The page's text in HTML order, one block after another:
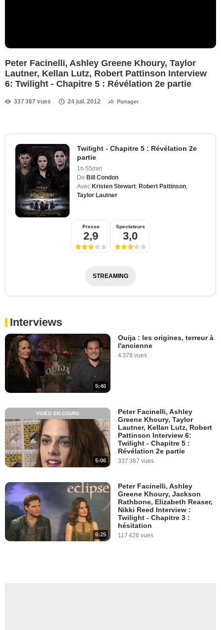
Peter Facinelli, Ashley Greene Khoury, Taylor
Lautner, Kellan Lutz, Robert Pattinson Interview
6: Twilight - Chapitre 5 : Révélation 2e partie
337 387 vues 24 juil. 2012 Partager
Twilight - Chapitre 5 : Révélation 2e
partie
1h 55min
De Bill Condon
Avec Kristen Stewart Robert Pattinson
Taylor Lautner
Presse
2,9
Spectateurs
3,0
STREAMING
Interviews
5:46
Ouija : les origines, terreur à
l'ancienne
4 378 vues
5:06
VIDÉO EN COURS
Peter Facinelli, Ashley
Greene Khoury, Taylor
Lautner, Kellan Lutz, Robert
Pattinson Interview 6:
Twilight - Chapitre 5 :
Révélation 2e partie
337 387 vues
6:25
Peter Facinelli, Ashley
Greene Khoury, Jackson
Rathbone, Elizabeth Reaser,
Nikki Reed Interview :
Twilight - Chapitre 3 :
hésitation
117 426 vues